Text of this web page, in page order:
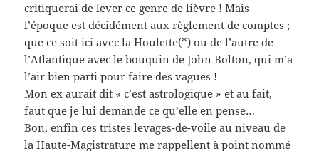
critiquerai de lever ce genre de lièvre ! Mais
l’époque est décidément aux règlement de comptes ;
que ce soit ici avec la Houlette(*) ou de l’autre de
l’Atlantique avec le bouquin de John Bolton, qui m’a
l’air bien parti pour faire des vagues !
Mon ex aurait dit « c’est astrologique » et au fait,
faut que je lui demande ce qu’elle en pense…
Bon, enfin ces tristes levages-de-voile au niveau de
la Haute-Magistrature me rappellent à point nommé